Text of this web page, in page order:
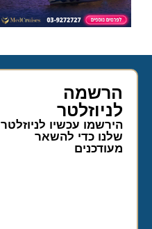
הרשמה
לניוזלטר​
הירשמו עכשיו לניוזלטר
שלנו כדי להשאר
מעודכנים